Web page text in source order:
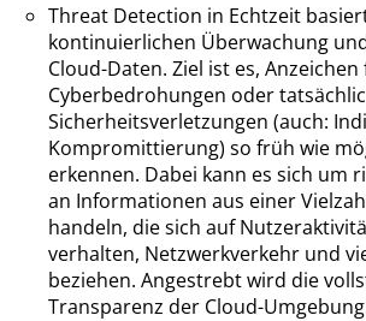
Threat Detection in Echtzeit
kontinuierlichen Überwachung
Cloud-Daten. Ziel ist es,
Cyberbedrohungen oder
Sicherheitsverletzungen (auch:
Kompromittierung) so früh wie
erkennen. Dabei kann es sich um
an Informationen aus einer
handeln, die sich auf
verhalten, Netzwerkverkehr und
beziehen. Angestrebt wird die
Transparenz der Cloud-